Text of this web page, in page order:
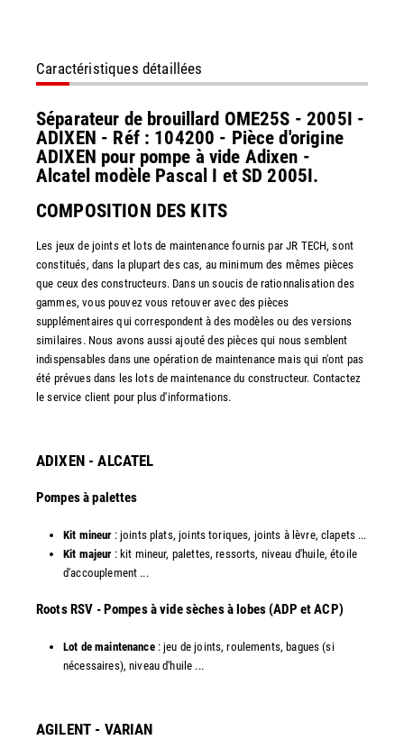
Caractéristiques détaillées
Séparateur de brouillard OME25S - 2005I -
ADIXEN - Réf : 104200 - Pièce d'origine
ADIXEN pour pompe à vide Adixen -
Alcatel modèle Pascal I et SD 2005I.
COMPOSITION DES KITS
Les jeux de joints et lots de maintenance fournis par JR TECH, sont
constitués, dans la plupart des cas, au minimum des mêmes pièces
que ceux des constructeurs. Dans un soucis de rationnalisation des
gammes, vous pouvez vous retouver avec des pièces
supplémentaires qui correspondent à des modèles ou des versions
similaires. Nous avons aussi ajouté des pièces qui nous semblent
indispensables dans une opération de maintenance mais qui n'ont pas
été prévues dans les lots de maintenance du constructeur. Contactez
le service client pour plus d'informations.
ADIXEN - ALCATEL
Pompes à palettes
Kit mineur : joints plats, joints toriques, joints à lèvre, clapets ...
Kit majeur : kit mineur, palettes, ressorts, niveau d'huile, étoile
d'accouplement ...​
​Roots RSV - Pompes à vide sèches à lobes (ADP et ACP)
Lot de maintenance: jeu de joints, roulements, bagues (si
nécessaires), niveau d'huile ...​
AGILENT - VARIAN